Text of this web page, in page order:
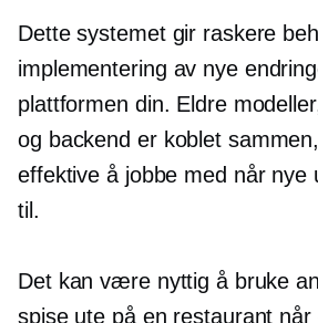
Dette systemet gir raskere
implementering av nye
plattformen din. Eldre
og backend er koblet
effektive å jobbe med når nye
til.
Det kan være nyttig å bruke
spise ute på en restaurant